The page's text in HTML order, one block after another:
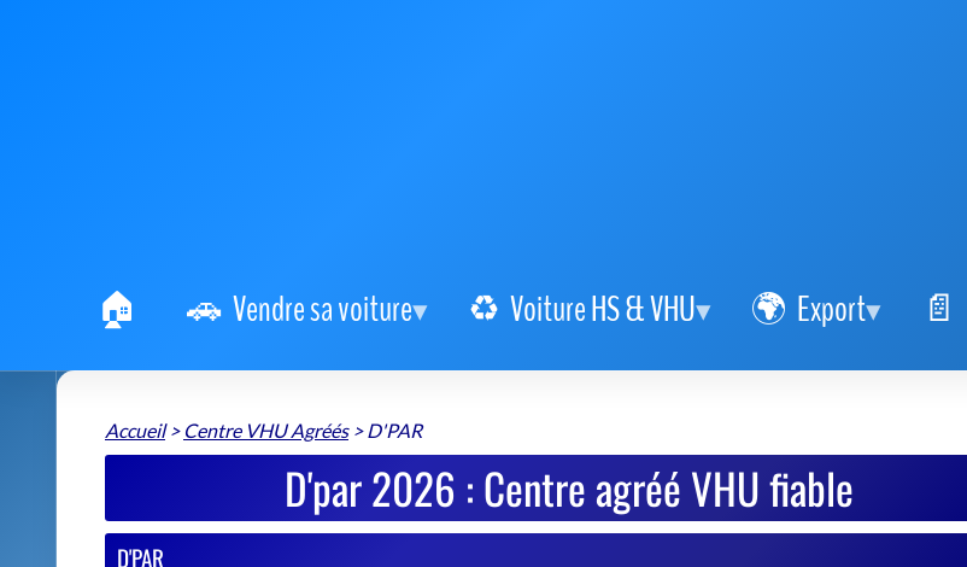
Vendre sa voiture Voiture HS & VHU Export
Accueil> Centre VHU Agréés>D'PAR
D'par 2026 : Centre agréé VHU fiable
D'PAR